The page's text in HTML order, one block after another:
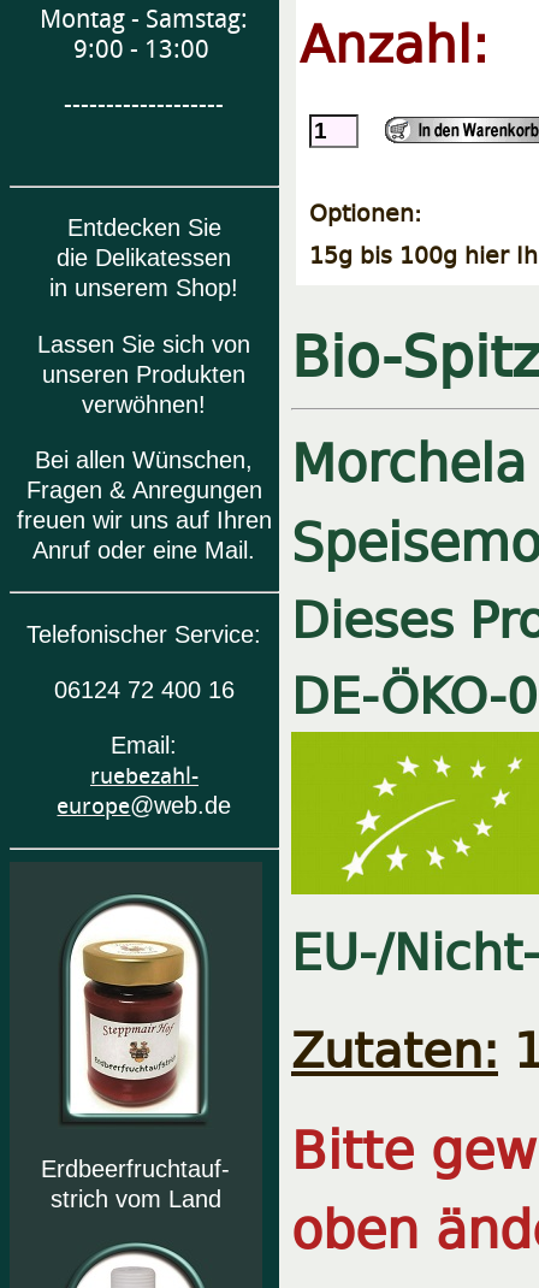
Montag - Samstag:
9:00 - 13:00
-------------------
Entdecken Sie
die Delikatessen
in unserem Shop!
Lassen Sie sich von
unseren Produkten
verwöhnen!
Bei allen Wünschen,
Fragen & Anregungen
freuen wir uns auf Ihren
Anruf oder eine Mail.
Telefonischer Service:
06124 72 400 16
Email:
ruebezahl-
europe@web.de
Erdbeerfruchtauf-
strich vom Land
Anzahl:
Optionen:
15g bis 100g hier
Bio-
Dieses
DE-ÖKO-
EU-/
Zutaten:
Bitte
oben